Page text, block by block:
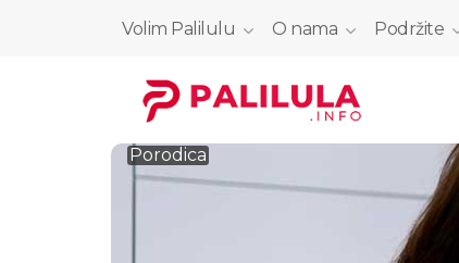
Volim Palilulu O nama Podržite
Porodica